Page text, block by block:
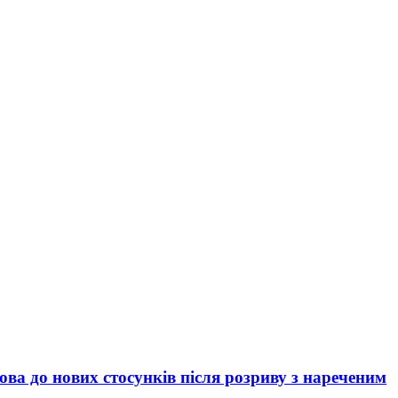
до нових стосунків після розриву з нареченим